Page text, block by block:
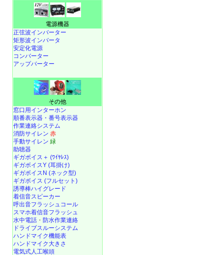
電源機器
正弦波インバーター
矩形波インバータ
安定化電源
コンバーター
アップバーター
その他
窓口用インターホン
順番表示器・番号表示器
作業連絡システム
消防サイレン 赤
手動サイレン 緑
助聴器
ギガボイス＋ (ﾜｲﾔﾚｽ)
ギガボイスY (耳掛け)
ギガボイスN (ネック型)
ギガボイス (フルセット)
誘導棒ハイグレード
着信音スピーカー
呼出音フラッシュコール
スマホ着信音フラッシュ
水中電話 ・ 防水作業連絡
ドライブスルーシステム
ハンドマイク機能表
ハンドマイク大きさ
電気式人工喉頭